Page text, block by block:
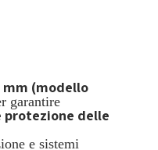
(modello
garantire
protezione delle
e sistemi